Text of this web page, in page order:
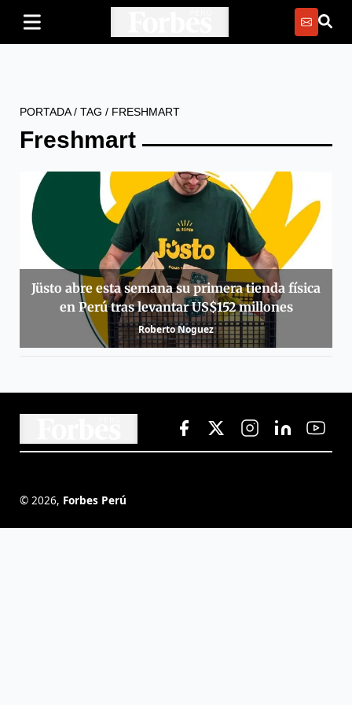
PORTADA/ TAG / FRESHMART
Freshmart
Jüsto abre esta semana su primera tienda física
en Perú tras levantar US$152 millones
Roberto Noguez
© 2026, Forbes Perú